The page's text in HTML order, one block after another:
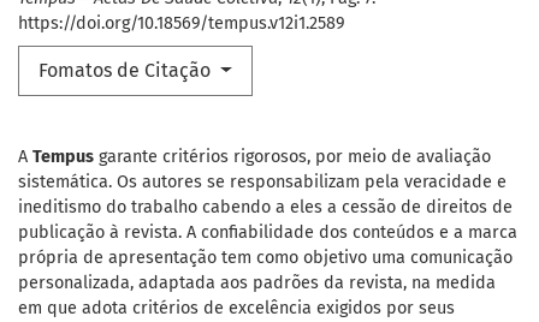
https://doi.org/10.18569/tempus.v12i1.2589
Fomatos de Citação
A Tempus garante critérios rigorosos, por meio de avaliação
sistemática. Os autores se responsabilizam pela veracidade e
ineditismo do trabalho cabendo a eles a cessão de direitos de
publicação à revista. A confiabilidade dos conteúdos e a marca
própria de apresentação tem como objetivo uma comunicação
personalizada, adaptada aos padrões da revista, na medida
em que adota critérios de excelência exigidos por seus